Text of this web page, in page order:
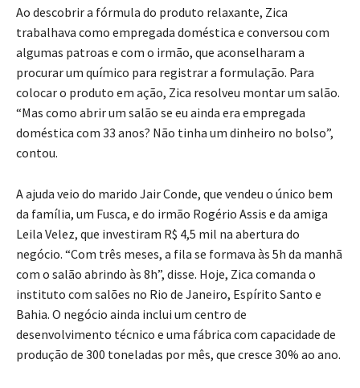
Ao descobrir a fórmula do produto relaxante, Zica
trabalhava como empregada doméstica e conversou com
algumas patroas e com o irmão, que aconselharam a
procurar um químico para registrar a formulação. Para
colocar o produto em ação, Zica resolveu montar um salão.
“Mas como abrir um salão se eu ainda era empregada
doméstica com 33 anos? Não tinha um dinheiro no bolso”,
contou.
A ajuda veio do marido Jair Conde, que vendeu o único bem
da família, um Fusca, e do irmão Rogério Assis e da amiga
Leila Velez, que investiram R$ 4,5 mil na abertura do
negócio. “Com três meses, a fila se formava às 5h da manhã
com o salão abrindo às 8h”, disse. Hoje, Zica comanda o
instituto com salões no Rio de Janeiro, Espírito Santo e
Bahia. O negócio ainda inclui um centro de
desenvolvimento técnico e uma fábrica com capacidade de
produção de 300 toneladas por mês, que cresce 30% ao ano.